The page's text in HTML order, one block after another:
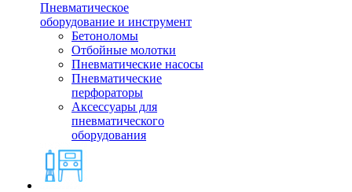
Пневматическое
оборудование и инструмент
Бетоноломы
Отбойные молотки
Пневматические насосы
Пневматические
перфораторы
Аксессуары для
пневматического
оборудования